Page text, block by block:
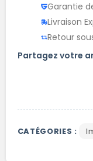
Garantie
Livraison
Retour
Partagez votre
CATÉGORIES :